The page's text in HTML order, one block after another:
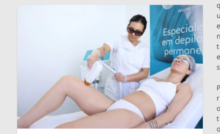
e
t
e
s
P
r
o
t
o